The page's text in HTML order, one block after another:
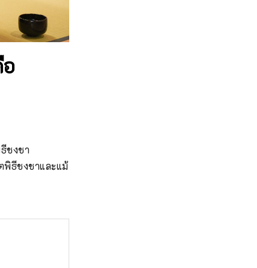
ชงชา
ธีชงชาและแม้